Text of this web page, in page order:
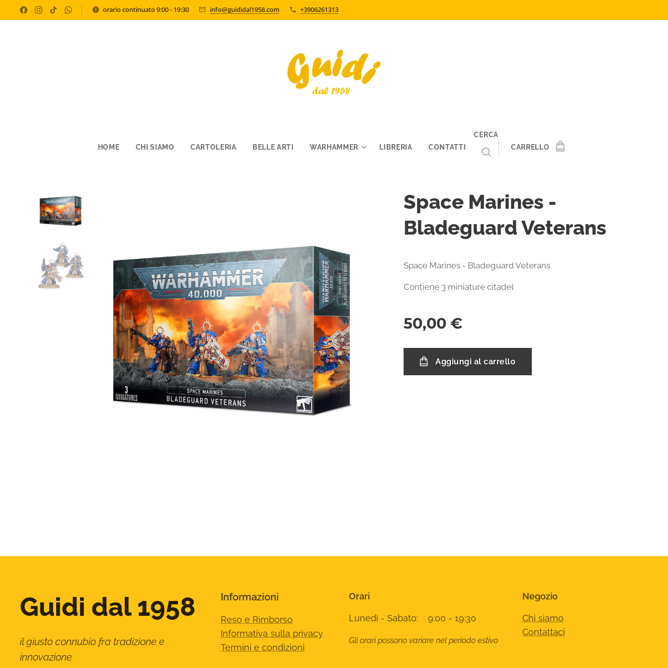
orario continuato 9:00 - 19:30 info@guididal1958.com +3906261313
HOME CHI SIAMO CARTOLERIA BELLE ARTI WARHAMMER LIBRERIA CONTATTI
CERCA
CARRELLO
Space Marines -
Bladeguard Veterans
Space Marines - Bladeguard Veterans
Contiene 3 miniature citadel
50,00 €
Aggiungi al carrello
Guidi dal 1958
il giusto connubio fra tradizione e
innovazione
Informazioni
Reso e Rimborso
Informativa sulla privacy
Termini e condizioni
Orari
Lunedì - Sabato: 9:00 - 19:30
Gli orari possono variare nel periodo estivo
Negozio
Chi siamo
Contattaci